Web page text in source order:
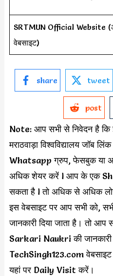
SRTMUN Official Website
वेबसाइट)
share tweet
post
Note: आप सभी से निवेदन है कि
मराठवाड़ा विश्वविद्यालय जॉब
Whatsapp ग्रुप, फेसबुक या
अधिक शेयर करें l आप के एक
सकता है l तो अधिक से अधिक
इस वेबसाइट पर आप सभी को,
जानकारी दिया जाता है। तो
Sarkari Naukri की जानकारी
TechSingh123.com
यहां पर Daily Visit करें।